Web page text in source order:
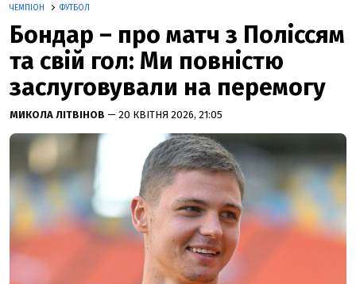
ЧЕМПІОН ФУТБОЛ
Бондар – про матч з Поліссям
та свій гол: Ми повністю
заслуговували на перемогу
МИКОЛА ЛІТВІНОВ — 20 КВІТНЯ 2026, 21:05